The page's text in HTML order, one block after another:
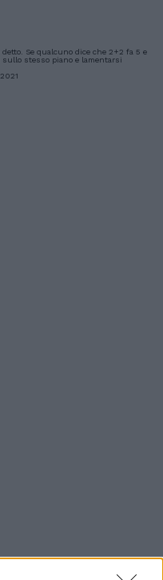
Se qualcuno dice che 2+2 fa 5 e
stesso piano e lamentarsi